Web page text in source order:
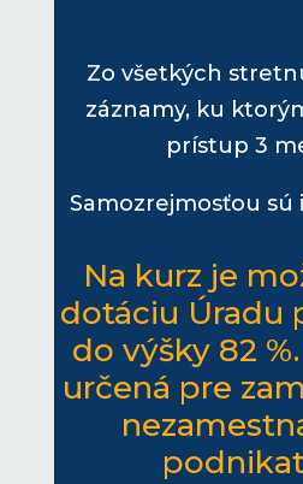
Zo všetkých
záznamy, ku
prístup 3
Samozrejmosťou sú
Na kurz je
dotáciu Úradu
do výšky 82
určená pre